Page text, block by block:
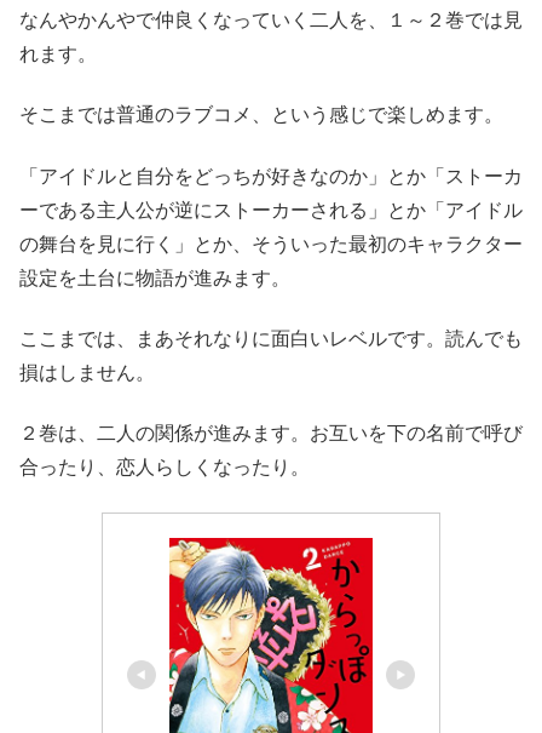
なんやかんやで仲良くなっていく二人を、１～２巻では見
れます。
そこまでは普通のラブコメ、という感じで楽しめます。
「アイドルと自分をどっちが好きなのか」とか「ストーカ
ーである主人公が逆にストーカーされる」とか「アイドル
の舞台を見に行く」とか、そういった最初のキャラクター
設定を土台に物語が進みます。
ここまでは、まあそれなりに面白いレベルです。読んでも
損はしません。
２巻は、二人の関係が進みます。お互いを下の名前で呼び
合ったり、恋人らしくなったり。